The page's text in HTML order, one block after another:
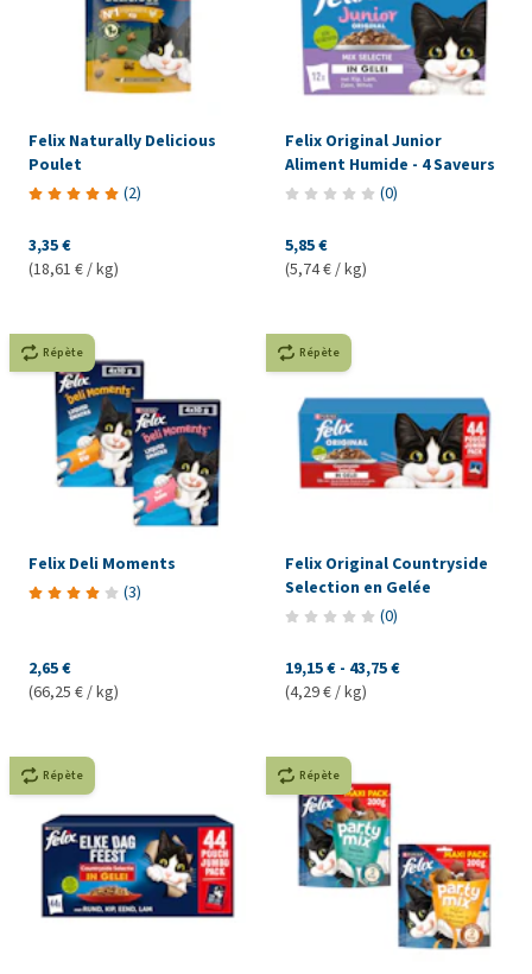
Felix Naturally Delicious
Poulet
(2)
3,35 €
(18,61 € / kg)
Felix Original Junior
Aliment Humide - 4 Saveurs
(0)
5,85 €
(5,74 € / kg)
Répète
Felix Deli Moments
(3)
2,65 €
(66,25 € / kg)
Répète
Felix Original Countryside
Selection en Gelée
(0)
19,15 € - 43,75 €
(4,29 € / kg)
Répète Répète